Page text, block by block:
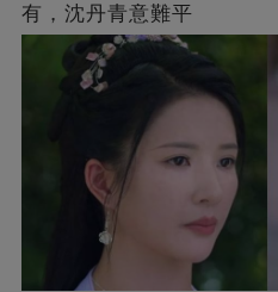
有，沈丹青意難平